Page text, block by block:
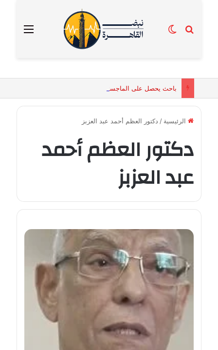
القائمة بحث عنالوضع المظلم
الرئيسية / دكتور العظم أحمد عبد العزبز
دكتور العظم أحمد
عبد العزبز